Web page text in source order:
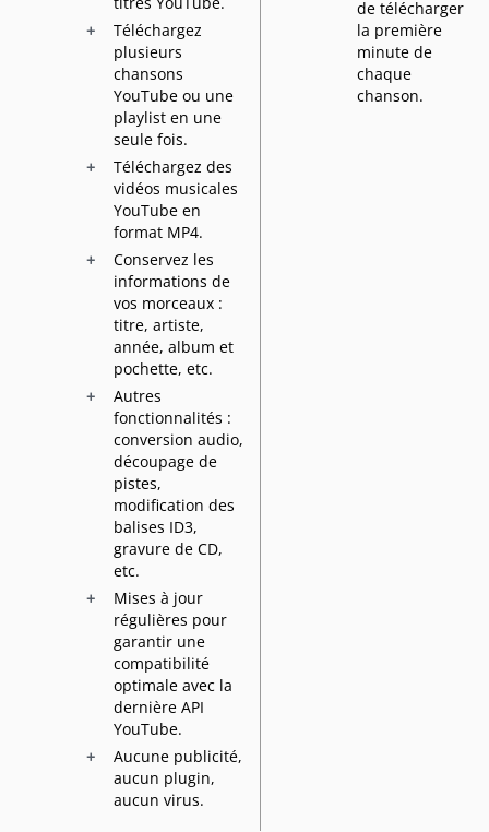
Téléchargez
plusieurs
chansons
YouTube ou une
playlist en une
seule fois.
Téléchargez des
vidéos musicales
YouTube en
format MP4.
Conservez les
informations de
vos morceaux :
titre, artiste,
année, album et
pochette, etc.
Autres
fonctionnalités :
conversion audio,
découpage de
pistes,
modification des
balises ID3,
gravure de CD,
etc.
Mises à jour
régulières pour
garantir une
compatibilité
optimale avec la
dernière API
YouTube.
Aucune publicité,
aucun plugin,
aucun virus.
de télécharger
la première
minute de
chaque
chanson.